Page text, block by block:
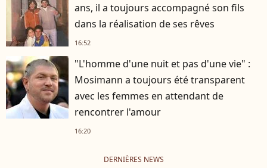
ans, il a toujours accompagné son fils
dans la réalisation de ses rêves
16:52
"L'homme d'une nuit et pas d'une vie" :
Mosimann a toujours été transparent
avec les femmes en attendant de
rencontrer l'amour
16:20
DERNIÈRES NEWS